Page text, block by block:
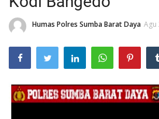
Mitra Polisi
Humas Polres Sumba Barat Daya Agu